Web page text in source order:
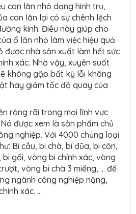
con lăn nhỏ dạng hình trụ,
con lăn lại có sự chênh lệch
kính. Điều này giúp cho
ổ lăn nhỏ làm việc hiệu quả
được nhà sản xuất làm hết sức
xác. Nhờ vậy, xuyên suốt
không gặp bất kỳ lỗi không
hay giảm tốc độ quay của
rộng rãi trong mọi lĩnh vực
được xem là sản phẩm chủ
nghiệp. Với 4000 chủng loại
Bi cầu, bi chà, bi đũa, bi côn,
bi gối, vòng bi chính xác, vòng
vòng bi chà 3 miếng, … để
ngành công nghiệp nặng,
xác. …